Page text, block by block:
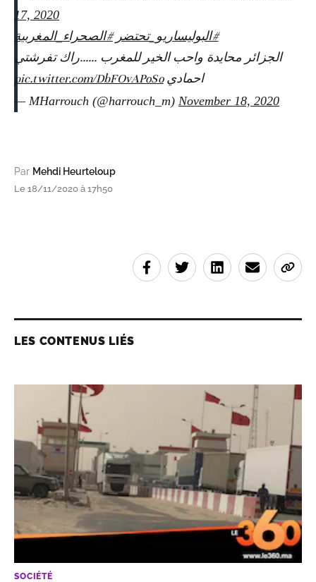
17, 2020
#البوليساريو_تحتضر #الصحراء_المغربية
الجزائر محايدة واحب الخير للمغرب ......راك تفرشتي
احماديpic.twitter.com/DbFOvAPoSo
— MHarrouch (@harrouch_m) November 18, 2020
Par Mehdi Heurteloup
Le 18/11/2020 à 17h50
LES CONTENUS LIÉS
SOCIÉTÉ